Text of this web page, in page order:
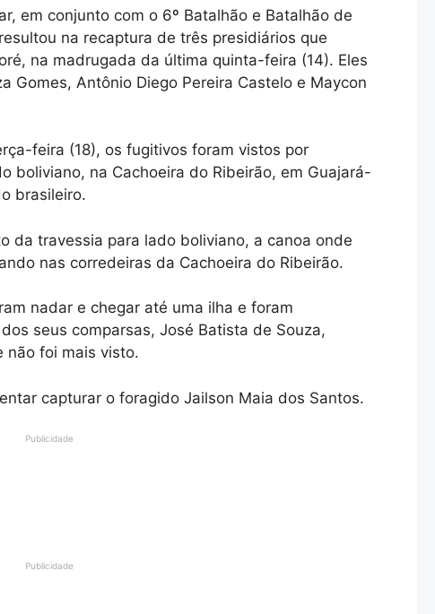
em conjunto com o 6º Batalhão e Batalhão de
na recaptura de três presidiários que
na madrugada da última quinta-feira (14). Eles
Gomes, Antônio Diego Pereira Castelo e Maycon
feira (18), os fugitivos foram vistos por
boliviano, na Cachoeira do Ribeirão, em Guajará-
brasileiro.
da travessia para lado boliviano, a canoa onde
nas corredeiras da Cachoeira do Ribeirão.
nadar e chegar até uma ilha e foram
seus comparsas, José Batista de Souza,
não foi mais visto.
capturar o foragido Jailson Maia dos Santos.
Publicidade
Publicidade